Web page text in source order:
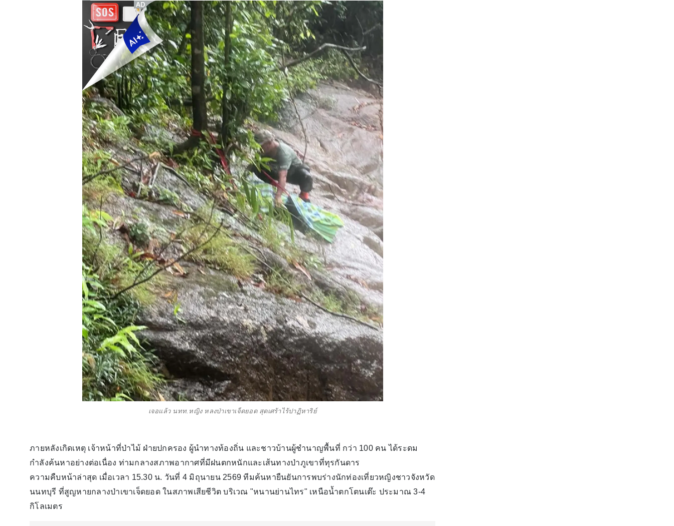
เจอแล้ว นทท.หญิง หลงป่าเขาเจ็ดยอด สุดเศร้าไร้ปาฏิหาริย์
ภายหลังเกิดเหตุ เจ้าหน้าที่ป่าไม้ ฝ่ายปกครอง ผู้นำทางท้องถิ่น และชาวบ้านผู้ชำนาญพื้นที่ กว่า 100 คน ได้ระดม
กำลังค้นหาอย่างต่อเนื่อง ท่ามกลางสภาพอากาศที่มีฝนตกหนักและเส้นทางป่าภูเขาที่ทุรกันดาร
ความคืบหน้าล่าสุด เมื่อเวลา 15.30 น. วันที่ 4 มิถุนายน 2569 ทีมค้นหายืนยันการพบร่างนักท่องเที่ยวหญิงชาวจังหวัด
นนทบุรี ที่สูญหายกลางป่าเขาเจ็ดยอด ในสภาพเสียชีวิต บริเวณ "หนานย่านไทร" เหนือน้ำตกโตนเต๊ะ ประมาณ 3-4
กิโลเมตร